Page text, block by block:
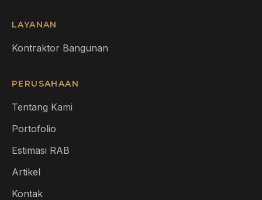
LAYANAN
Kontraktor Bangunan
PERUSAHAAN
Tentang Kami
Portofolio
Estimasi RAB
Artikel
Kontak